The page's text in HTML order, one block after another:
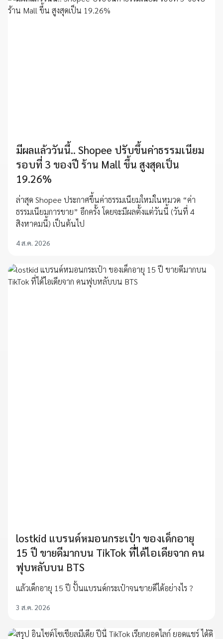
มีผลแล้ววันนี้.. Shopee ปรับขึ้นค่าธรรมเนียม
รอบที่ 3 ของปี ร้าน Mall ขึ้น สูงสุดเป็น
19.26%
ล่าสุด Shopee ประกาศขึ้นค่าธรรมเนียมใหม่ในหมวด “ค่า
ธรรมเนียมการขาย” อีกครั้ง โดยจะมีผลตั้งแต่วันนี้ (วันที่ 4
สิงหาคมนี้) เป็นต้นไป
4 ส.ค. 2026
lostkid แบรนด์หมอนกระเป๋า ของเด็กอายุ
15 ปี ขายดีมากบน TikTok ที่ได้ไอเดียจาก คน
ฟุบหลับบน BTS
แล้วเด็กอายุ 15 ปี ปั้นแบรนด์กระเป๋าจนขายดีได้อย่างไร ?
3 ส.ค. 2026